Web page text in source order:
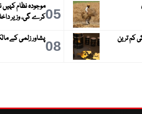
05موجودہ نظام
کرے گی، وزیر
کم ترین
08پشاور زلمی کے